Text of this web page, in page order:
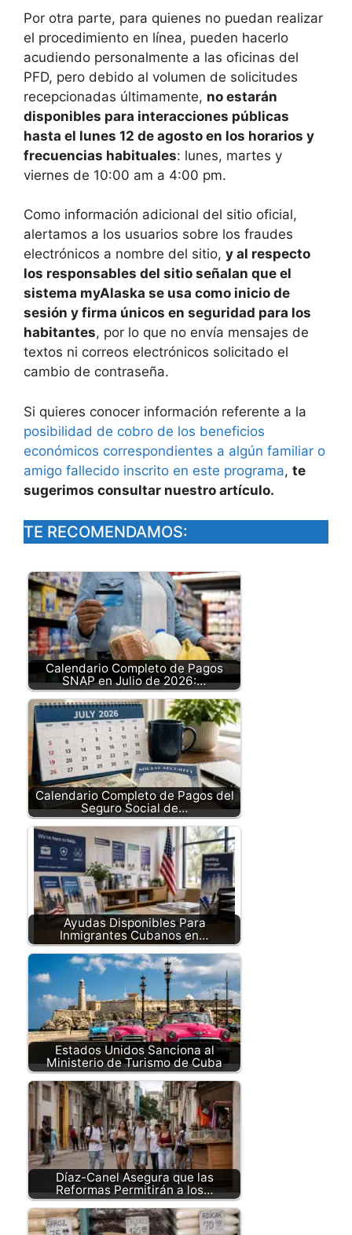
Por otra parte, para quienes no puedan realizar
el procedimiento en línea, pueden hacerlo
acudiendo personalmente a las oficinas del
PFD, pero debido al volumen de solicitudes
recepcionadas últimamente, no estarán
disponibles para interacciones públicas
hasta el lunes 12 de agosto en los horarios y
frecuencias habituales: lunes, martes y
viernes de 10:00 am a 4:00 pm.
Como información adicional del sitio oficial,
alertamos a los usuarios sobre los fraudes
electrónicos a nombre del sitio, y al respecto
los responsables del sitio señalan que el
sistema myAlaska se usa como inicio de
sesión y firma únicos en seguridad para los
habitantes, por lo que no envía mensajes de
textos ni correos electrónicos solicitado el
cambio de contraseña.
Si quieres conocer información referente a la
posibilidad de cobro de los beneficios
económicos correspondientes a algún familiar o
amigo fallecido inscrito en este programa, te
sugerimos consultar nuestro artículo.
TE RECOMENDAMOS:
Calendario Completo de Pagos
SNAP en Julio de 2026:…
Calendario Completo de Pagos del
Seguro Social de…
Ayudas Disponibles Para
Inmigrantes Cubanos en…
Estados Unidos Sanciona al
Ministerio de Turismo de Cuba
Díaz-Canel Asegura que las
Reformas Permitirán a los…